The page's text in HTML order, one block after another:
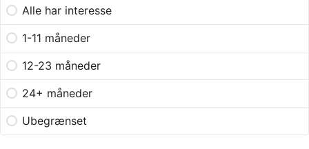
Alle har interesse
1-11 måneder
12-23 måneder
24+ måneder
Ubegrænset